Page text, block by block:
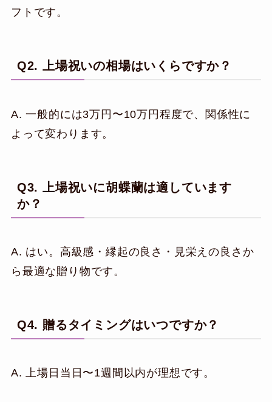
フトです。
Q2. 上場祝いの相場はいくらですか？
A. 一般的には3万円〜10万円程度で、関係性に
よって変わります。
Q3. 上場祝いに胡蝶蘭は適しています
か？
A. はい。高級感・縁起の良さ・見栄えの良さか
ら最適な贈り物です。
Q4. 贈るタイミングはいつですか？
A. 上場日当日〜1週間以内が理想です。